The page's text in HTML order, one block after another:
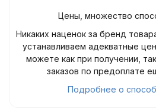
Цены, множество
Никаких наценок за бренд
устанавливаем адекватные
можете как при получении,
заказов по предоплате
Подробнее о